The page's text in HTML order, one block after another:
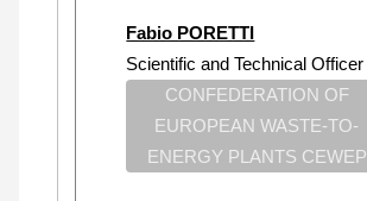
Fabio PORETTI
Scientific and Technical Officer
CONFEDERATION OF
EUROPEAN WASTE-TO-
ENERGY PLANTS CEWEP